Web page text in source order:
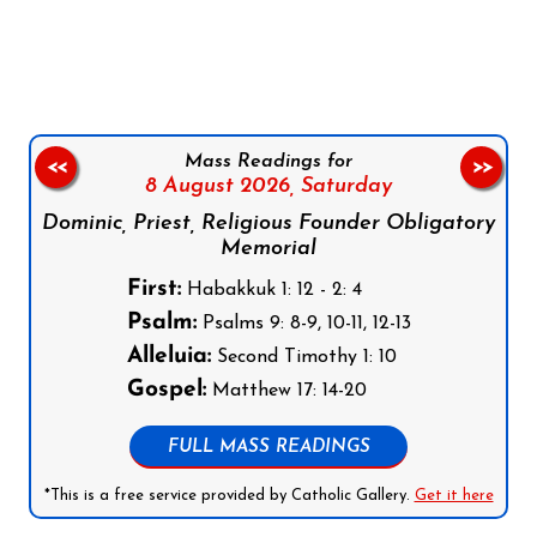
Mass Readings for
8 August 2026, Saturday
Dominic, Priest, Religious Founder Obligatory
Memorial
First:Habakkuk 1: 12 - 2: 4
Psalm:Psalms 9: 8-9, 10-11, 12-13
Alleluia:Second Timothy 1: 10
Gospel:Matthew 17: 14-20
FULL MASS READINGS
*This is a free service provided by Catholic Gallery. Get it here
<< >>